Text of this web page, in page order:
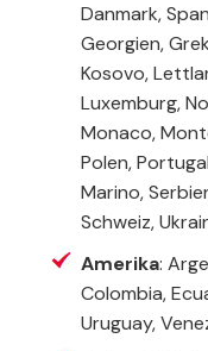
Danmark,
Georgien,
Kosovo,
Luxemburg,
Monaco,
Polen,
Marino,
Schweiz,
Amerika:
Colombia,
Uruguay,